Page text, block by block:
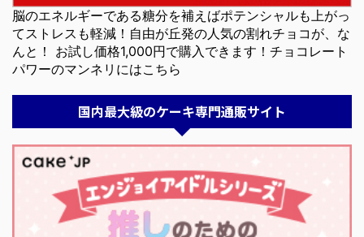
脳のエネルギーである糖分を補えばポテンシャルも上がっ
てストレスも軽減！自由が丘発の人気の割れチョコが、な
んと！ お試し価格1,000円で購入できます！チョコレート
パワーのマンネリにはこちら
国内最大級のケーキ専門通販サイト